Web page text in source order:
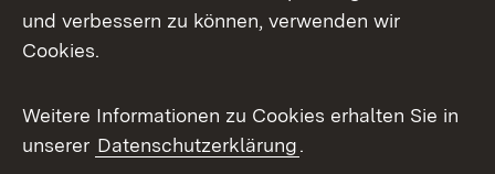
und verbessern zu können, verwenden wir
Cookies.
Weitere Informationen zu Cookies erhalten Sie in
unserer Datenschutzerklärung.